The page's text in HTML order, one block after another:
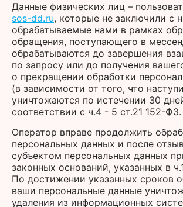
Данные физических лиц –
sos-dd.ru, которые не заключили с
обрабатываемые нами в рамках
обращения, поступающего в
обрабатываются до завершения
по запросу или до получения
о прекращении обработки
(в зависимости от того, что
уничтожаются по истечении 30
соответствии с ч.4 - 5 ст.21 152-ФЗ.
Оператор вправе продолжить
персональных данных и после
субъектом персональных данных
законных оснований, указанных в
По достижении указанных сроков
ваши персональные данные
удаления из информационных